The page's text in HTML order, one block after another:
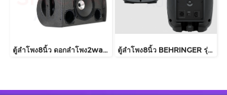
ตู้ลำโพง8นิ้ว ดอกลำโพง2way รุ่น X8 ตู้ลำโพง8นิ้ว BEHRINGER รุ่น PK108A , PK108